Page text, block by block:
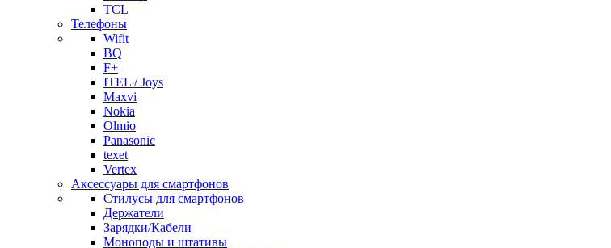
TCL
Телефоны
Wifit
BQ
F+
ITEL / Joys
Maxvi
Nokia
Olmio
Panasonic
texet
Vertex
Аксессуары для смартфонов
Стилусы для смартфонов
Держатели
Зарядки/Кабели
Моноподы и штативы